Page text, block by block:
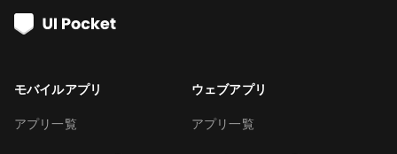
モバイルアプリ
アプリ一覧
ウェブアプリ
アプリ一覧